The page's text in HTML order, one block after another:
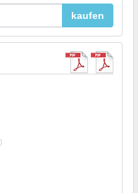
kaufen